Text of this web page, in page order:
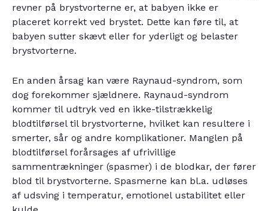
revner på brystvorterne er, at babyen ikke er
placeret korrekt ved brystet. Dette kan føre til, at
babyen sutter skævt eller for yderligt og belaster
brystvorterne.
En anden årsag kan være Raynaud-syndrom, som
dog forekommer sjældnere. Raynaud-syndrom
kommer til udtryk ved en ikke-tilstrækkelig
blodtilførsel til brystvorterne, hvilket kan resultere i
smerter, sår og andre komplikationer. Manglen på
blodtilførsel forårsages af ufrivillige
sammentrækninger (spasmer) i de blodkar, der fører
blod til brystvorterne. Spasmerne kan bl.a. udløses
af udsving i temperatur, emotionel ustabilitet eller